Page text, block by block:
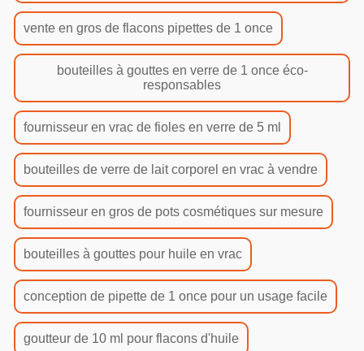
vente en gros de flacons pipettes de 1 once
bouteilles à gouttes en verre de 1 once éco-
responsables
fournisseur en vrac de fioles en verre de 5 ml
bouteilles de verre de lait corporel en vrac à vendre
fournisseur en gros de pots cosmétiques sur mesure
bouteilles à gouttes pour huile en vrac
conception de pipette de 1 once pour un usage facile
goutteur de 10 ml pour flacons d'huile